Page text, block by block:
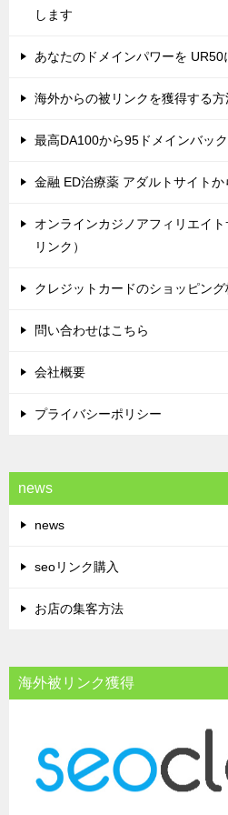
します
あなたのドメインパワーを UR50
海外からの被リンクを獲得する方
最高DA100から95ドメインバッ
金融 ED治療薬 アダルトサイトか
オンラインカジノアフィリエイ
リンク）
クレジットカードのショッピン
問い合わせはこちら
会社概要
プライバシーポリシー
news
news
seoリンク購入
お店の集客方法
海外被リンク獲得